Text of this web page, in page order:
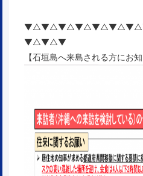
▼△▼△▼
【石垣島へ来島される方にお知